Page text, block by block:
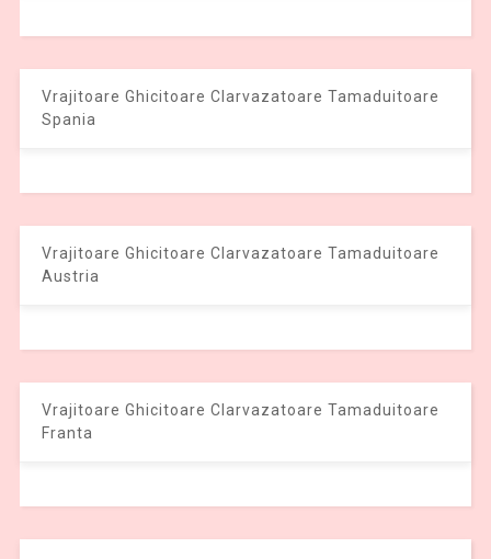
Vrajitoare Ghicitoare Clarvazatoare Tamaduitoare
Spania
Vrajitoare Ghicitoare Clarvazatoare Tamaduitoare
Austria
Vrajitoare Ghicitoare Clarvazatoare Tamaduitoare
Franta